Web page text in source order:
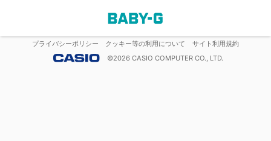
プライバシーポリシー クッキー等の利用について
サイト利用規約
©2026 CASIO COMPUTER CO., LTD.